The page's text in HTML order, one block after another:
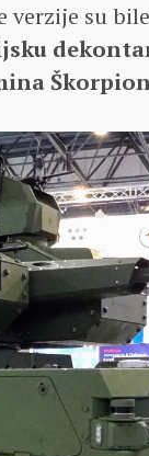
verzije su bile